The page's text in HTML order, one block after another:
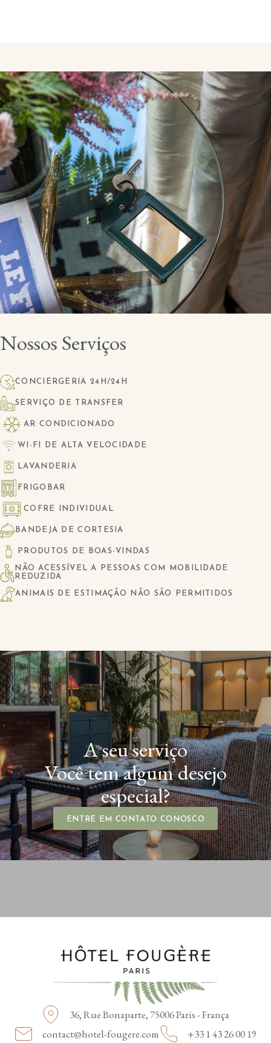
Nossos Serviços
CONCIERGERIA 24H/24H
SERVIÇO DE TRANSFER
AR CONDICIONADO
WI-FI DE ALTA VELOCIDADE
LAVANDERIA
FRIGOBAR
COFRE INDIVIDUAL
BANDEJA DE CORTESIA
PRODUTOS DE BOAS-VINDAS
NÃO ACESSÍVEL A PESSOAS COM MOBILIDADE
REDUZIDA
ANIMAIS DE ESTIMAÇÃO NÃO SÃO PERMITIDOS
A seu serviço
Você tem algum desejo
especial?
ENTRE EM CONTATO CONOSCO
36, Rue Bonaparte, 75006 Paris - França
contact@hotel-fougere.com
+33 1 43 26 00 19